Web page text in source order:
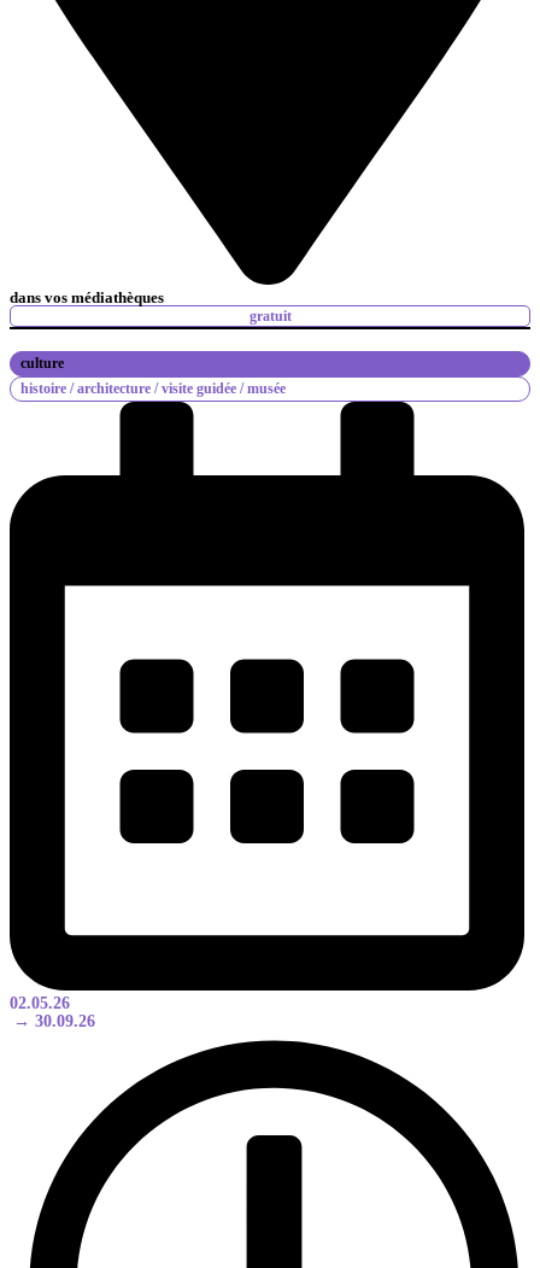
dans vos médiathèques
gratuit
culture
histoire /architecture /visite guidée /musée
02.05.26
→ 30.09.26